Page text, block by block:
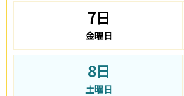
7日
金曜日
8日
土曜日